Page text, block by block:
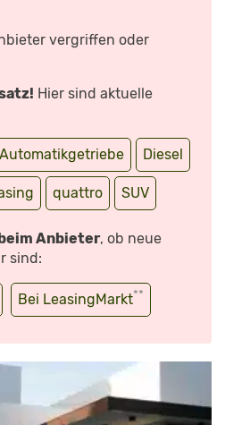
vergriffen oder
Hier sind aktuelle
Automatikgetriebe Diesel
quattro SUV
Anbieter, ob neue
sind:
Bei LeasingMarkt**